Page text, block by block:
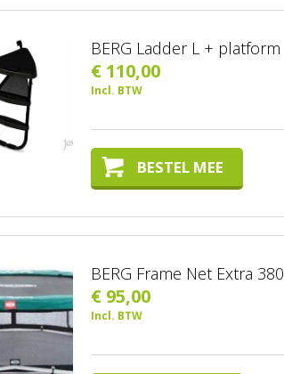
BERG Ladder L + platform
€ 110,00
Incl. BTW
BESTEL MEE
BERG Frame Net Extra 380
€ 95,00
Incl. BTW